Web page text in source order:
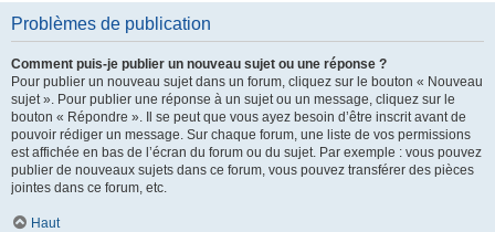
Problèmes de publication
Comment puis-je publier un nouveau sujet ou une réponse ?
Pour publier un nouveau sujet dans un forum, cliquez sur le bouton « Nouveau
sujet ». Pour publier une réponse à un sujet ou un message, cliquez sur le
bouton « Répondre ». Il se peut que vous ayez besoin d’être inscrit avant de
pouvoir rédiger un message. Sur chaque forum, une liste de vos permissions
est affichée en bas de l’écran du forum ou du sujet. Par exemple : vous pouvez
publier de nouveaux sujets dans ce forum, vous pouvez transférer des pièces
jointes dans ce forum, etc.
Haut